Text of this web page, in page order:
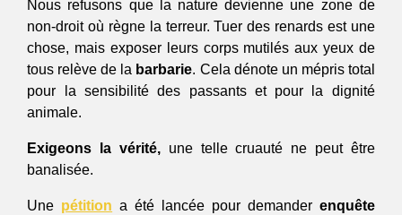
Nous refusons que la nature devienne une zone de
non-droit où règne la terreur. Tuer des renards est une
chose, mais exposer leurs corps mutilés aux yeux de
tous relève de la barbarie. Cela dénote un mépris total
pour la sensibilité des passants et pour la dignité
animale.
Exigeons la vérité, une telle cruauté ne peut être
banalisée.
Une pétition a été lancée pour demander enquête